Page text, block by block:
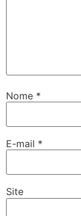
Nome *
E-mail *
Site